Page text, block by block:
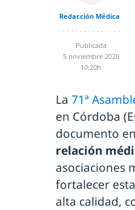
Redacción Médica
Publicada
5 noviembre 2020
10:20h
La 71ª
en Córdoba
documento
relación
asociaciones
fortalecer
alta calidad,